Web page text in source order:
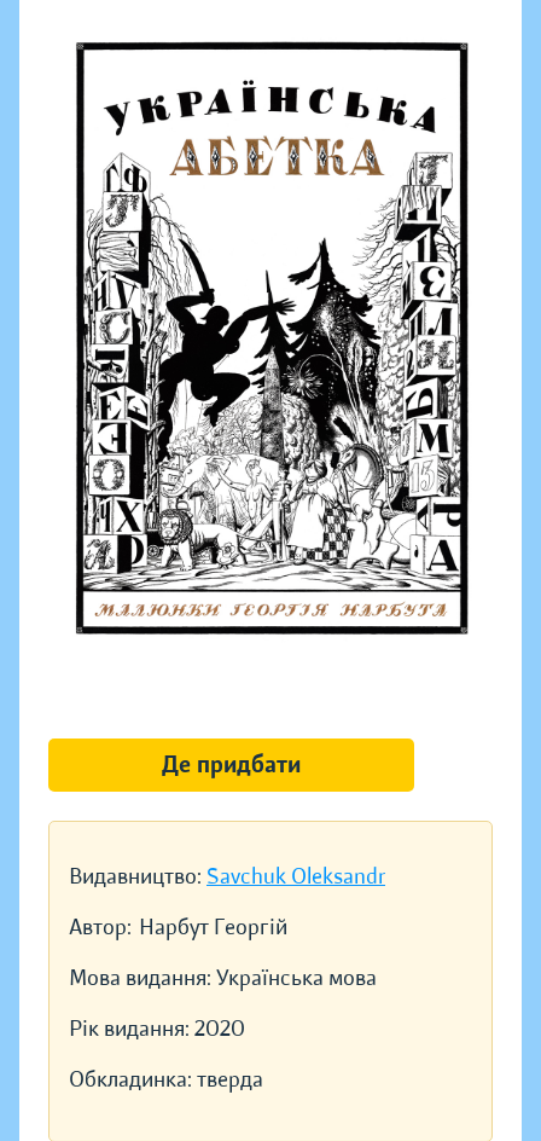
Видавництво: Savchuk Oleksandr
Автор: Нарбут Георгій
Мова видання: Українська мова
Рік видання: 2020
Обкладинка: тверда
Де придбати